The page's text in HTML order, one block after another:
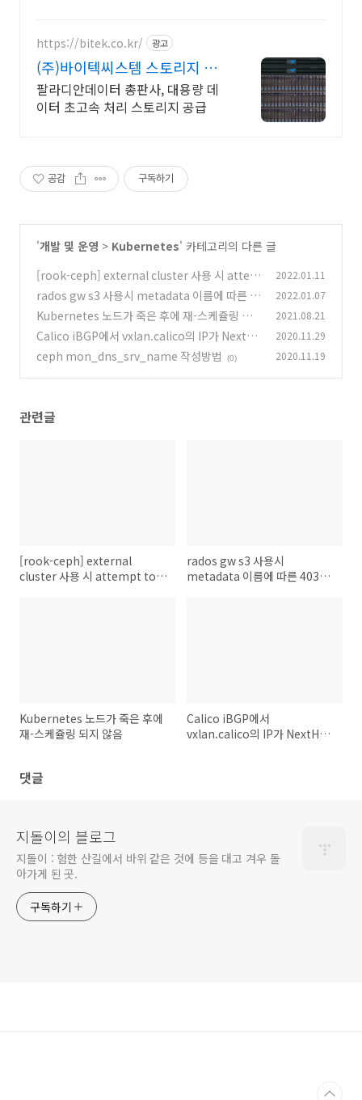
https://bitek.co.kr/ 광고
(주)바이텍씨스템 스토리지 전
문
팔라디안데이터 총판사, 대용량 데
이터 초고속 처리 스토리지 공급
공감 구독하기
'개발 및 운영 > Kubernetes' 카테고리의 다른 글
[rook-ceph] external cluster 사용 시 attem
pt to determine ceph version for the curr
ent cluster image timed out 오류 (0)
2022.01.11
rados gw s3 사용시 metadata 이름에 따른 4
03 SignatureDoesNotMatch 문제 (0)
2022.01.07
Kubernetes 노드가 죽은 후에 재-스케쥴링 되
지 않음
(0)
2021.08.21
Calico iBGP에서 vxlan.calico의 IP가 NextH
op으로 뜨는 경우
(0)
2020.11.29
ceph mon_dns_srv_name 작성방법 (0) 2020.11.19
관련글
[rook-ceph] external
cluster 사용 시 attempt to
rados gw s3 사용시
metadata 이름에 따른 403
Kubernetes 노드가 죽은 후에
재-스케쥴링 되지 않음
Calico iBGP에서
vxlan.calico의 IP가 NextHop
댓글
지돌이의 블로그
지돌이 : 험한 산길에서 바위 같은 것에 등을 대고 겨우 돌
아가게 된 곳.
구독하기